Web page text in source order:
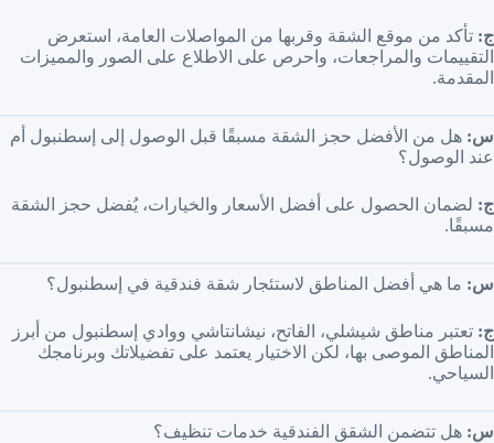
ج: تأكد من موقع الشقة وقربها من المواصلات العامة، استعرض
التقييمات والمراجعات، واحرص على الاطلاع على الصور والمميزات
المقدمة.
س: هل من الأفضل حجز الشقة مسبقًا قبل الوصول إلى إسطنبول أم
عند الوصول؟
ج: لضمان الحصول على أفضل الأسعار والخيارات، يُفضل حجز الشقة
مسبقًا.
س: ما هي أفضل المناطق لاستئجار شقة فندقية في إسطنبول؟
ج: تعتبر مناطق شيشلي، الفاتح، نيشانتاشي ووادي إسطنبول من أبرز
المناطق الموصى بها، لكن الاختيار يعتمد على تفضيلاتك وبرنامجك
السياحي.
س: هل تتضمن الشقق الفندقية خدمات تنظيف؟